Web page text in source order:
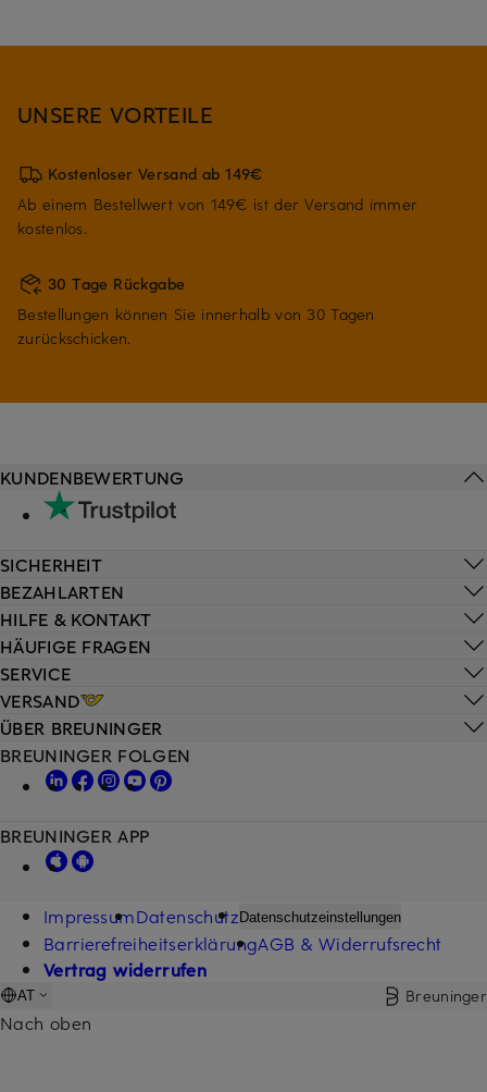
UNSERE VORTEILE
Kostenloser Versand ab 149€
Ab einem Bestellwert von 149€ ist der Versand immer
kostenlos.
30 Tage Rückgabe
Bestellungen können Sie innerhalb von 30 Tagen
zurückschicken.
HILFE & KONTAKT
HÄUFIGE FRAGEN
SERVICE
VERSAND
KUNDENBEWERTUNG
SICHERHEIT
BEZAHLARTEN
ÜBER BREUNINGER
BREUNINGER FOLGEN
BREUNINGER APP
ImpressumDatenschutz Datenschutzeinstellungen
BarrierefreiheitserklärungAGB & Widerrufsrecht
Vertrag widerrufen
AT Breuninger
Nach oben